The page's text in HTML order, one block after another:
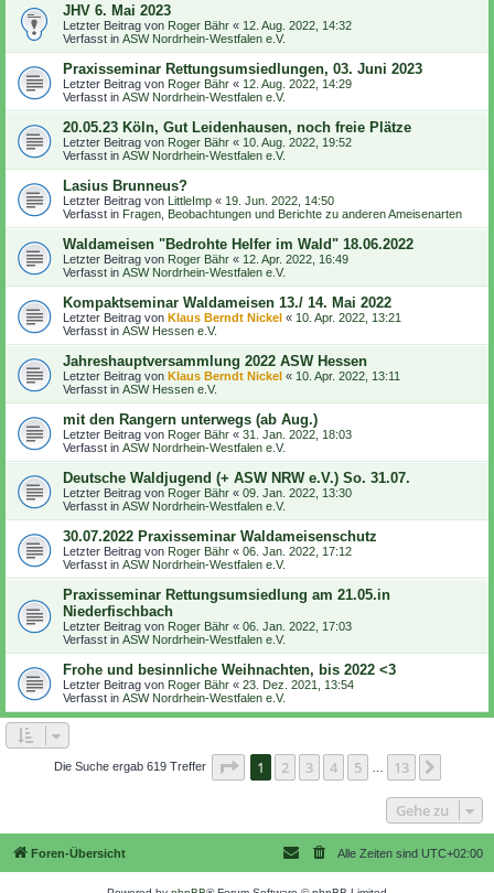
JHV 6. Mai 2023
Letzter Beitrag von Roger Bähr « 12. Aug. 2022, 14:32
Verfasst in ASW Nordrhein-Westfalen e.V.
Praxisseminar Rettungsumsiedlungen, 03. Juni 2023
Letzter Beitrag von Roger Bähr « 12. Aug. 2022, 14:29
Verfasst in ASW Nordrhein-Westfalen e.V.
20.05.23 Köln, Gut Leidenhausen, noch freie Plätze
Letzter Beitrag von Roger Bähr « 10. Aug. 2022, 19:52
Verfasst in ASW Nordrhein-Westfalen e.V.
Lasius Brunneus?
Letzter Beitrag von LittleImp « 19. Jun. 2022, 14:50
Verfasst in Fragen, Beobachtungen und Berichte zu anderen Ameisenarten
Waldameisen "Bedrohte Helfer im Wald" 18.06.2022
Letzter Beitrag von Roger Bähr « 12. Apr. 2022, 16:49
Verfasst in ASW Nordrhein-Westfalen e.V.
Kompaktseminar Waldameisen 13./ 14. Mai 2022
Letzter Beitrag von Klaus Berndt Nickel « 10. Apr. 2022, 13:21
Verfasst in ASW Hessen e.V.
Jahreshauptversammlung 2022 ASW Hessen
Letzter Beitrag von Klaus Berndt Nickel « 10. Apr. 2022, 13:11
Verfasst in ASW Hessen e.V.
mit den Rangern unterwegs (ab Aug.)
Letzter Beitrag von Roger Bähr « 31. Jan. 2022, 18:03
Verfasst in ASW Nordrhein-Westfalen e.V.
Deutsche Waldjugend (+ ASW NRW e.V.) So. 31.07.
Letzter Beitrag von Roger Bähr « 09. Jan. 2022, 13:30
Verfasst in ASW Nordrhein-Westfalen e.V.
30.07.2022 Praxisseminar Waldameisenschutz
Letzter Beitrag von Roger Bähr « 06. Jan. 2022, 17:12
Verfasst in ASW Nordrhein-Westfalen e.V.
Praxisseminar Rettungsumsiedlung am 21.05.in
Niederfischbach
Letzter Beitrag von Roger Bähr « 06. Jan. 2022, 17:03
Verfasst in ASW Nordrhein-Westfalen e.V.
Frohe und besinnliche Weihnachten, bis 2022 <3
Letzter Beitrag von Roger Bähr « 23. Dez. 2021, 13:54
Verfasst in ASW Nordrhein-Westfalen e.V.
Die Suche ergab 619 Treffer Seite 1von 13
1 2 3 4 5 13
Gehe zu
Foren-Übersicht Alle Zeiten sind UTC+02:00